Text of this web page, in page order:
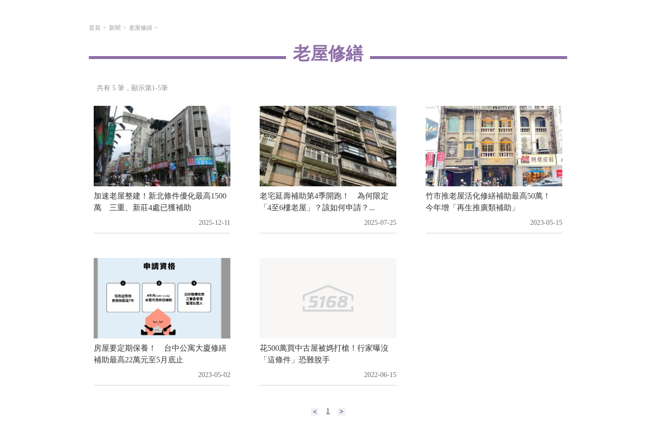
首頁 新聞 老屋修繕
老屋修繕
共有 5 筆， 顯示第1-5筆
加速老屋整建！新北條件優化最高1500
萬 三重、新莊4處已獲補助
2025-12-11
老宅延壽補助第4季開跑！ 為何限定
「4至6樓老屋」？該如何申請？...
2025-07-25
竹市推老屋活化修繕補助最高50萬！
今年增「再生推廣類補助」
2023-05-15
房屋要定期保養！ 台中公寓大廈修繕
補助最高22萬元至5月底止
2023-05-02
花500萬買中古屋被媽打槍！行家曝沒
「這條件」恐難脫手
2022-06-15
1